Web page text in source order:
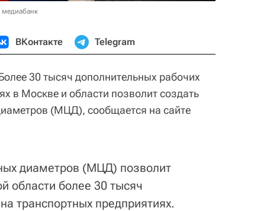
медиабанк
ВКонтакте Telegram
30 тысяч дополнительных рабочих
в Москве и области позволит создать
(МЦД), сообщается на сайте
диаметров (МЦД) позволит
области более 30 тысяч
транспортных предприятиях.